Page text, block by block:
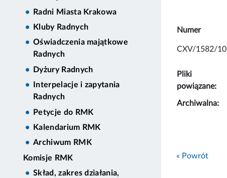
Radni Miasta Krakowa
Kluby Radnych
Oświadczenia majątkowe
Radnych
Dyżury Radnych
Interpelacje i zapytania
Radnych
Petycje do RMK
Kalendarium RMK
Archiwum RMK
Komisje RMK
Skład, zakres działania,
Numer
CXV/1582/10
Pliki
powiązane:
Archiwalna:
« Powrót